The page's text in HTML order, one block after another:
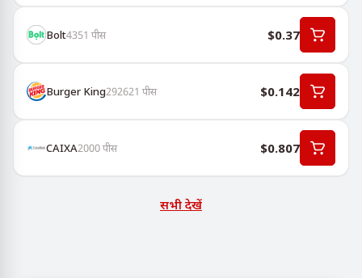
Bolt4351 पीस $0.37
Burger King292621 पीस $0.142
CAIXA2000पीस $0.807
सभी देखें